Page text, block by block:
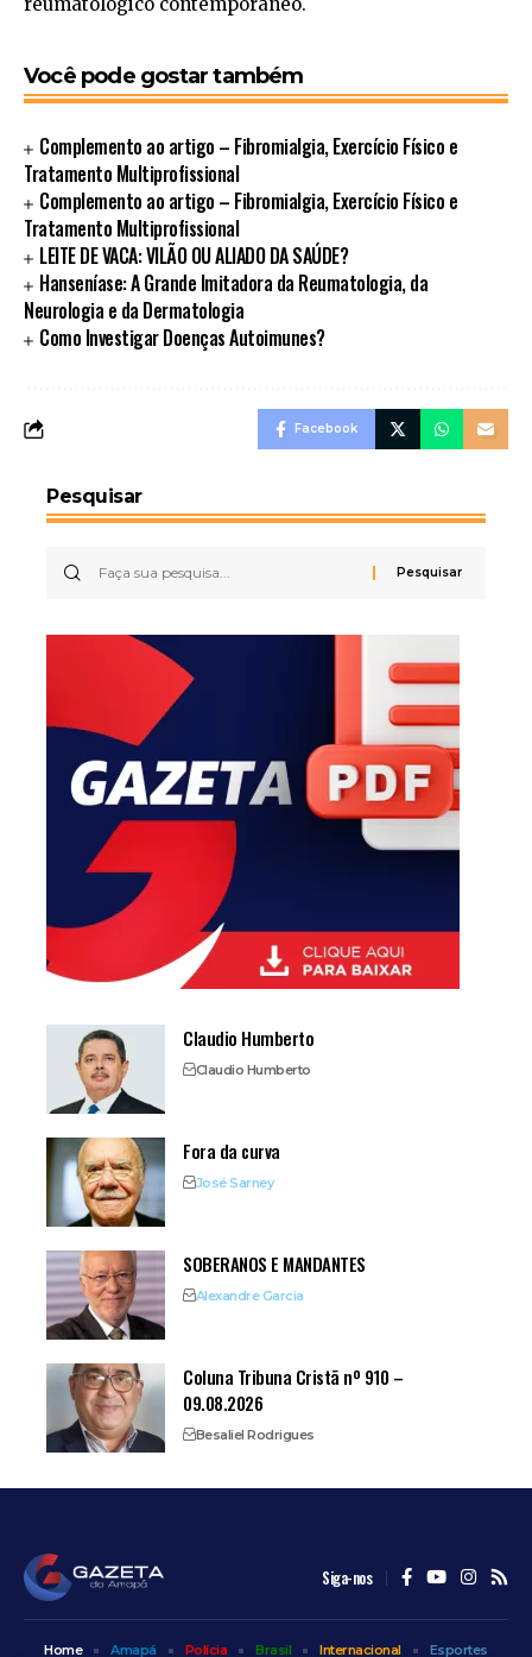
Você pode gostar também
Complemento ao artigo – Fibromialgia, Exercício Físico e
Tratamento Multiprofissional
Complemento ao artigo – Fibromialgia, Exercício Físico e
Tratamento Multiprofissional
LEITE DE VACA: VILÃO OU ALIADO DA SAÚDE?
Hanseníase: A Grande Imitadora da Reumatologia, da
Neurologia e da Dermatologia
Como Investigar Doenças Autoimunes?
Facebook
Pesquisar
Claudio Humberto
Claudio Humberto
Fora da curva
José Sarney
SOBERANOS E MANDANTES
Alexandre Garcia
Coluna Tribuna Cristã nº 910 –
09.08.2026
Besaliel Rodrigues
Siga-nos
Home Amapá Polícia Brasil Internacional Esportes